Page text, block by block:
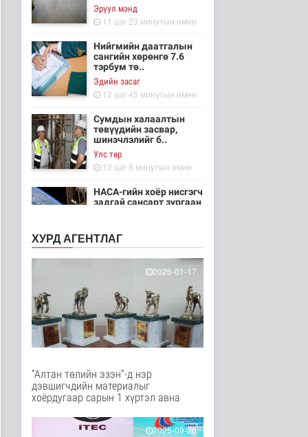
Эрүүл мэнд
11 цаг 23 минутын өмнө
Нийгмийн даатгалын
сангийн хөрөнгө 7.6
тэрбум тө..
Эдийн засаг
12 цаг 45 минутын өмнө
Сумдын халаалтын
төвүүдийн засвар,
шинэчлэлийг б..
Улс төр
12 цаг 8 минутын өмнө
НАСА-гийн хоёр нисгэгч
задгай сансарт зургаан
12 цаг 23 минутын өмнө
хамгаалахын тулд
Канадын иргэд мод бэ..
Дэлхийд
12 цаг 29 минутын өмнө
ЦАГ АГААР:
Улаанбаатарт шөнөдөө
Байгаль орчин
13 цаг 49 минутын өмнө
зөрчлийг E-Mongolia
системээр да..
ХУРД АГЕНТЛАГ
2026-01-17
“Алтан төлийн эзэн”-д нэр
дэвшигчдийн материалыг
хоёрдугаар сарын 1 хүртэл авна
2025-09-26